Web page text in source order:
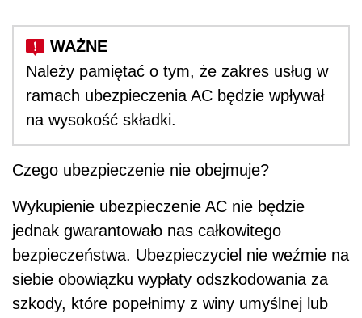
Należy pamiętać o tym, że zakres usług w
ramach ubezpieczenia AC będzie wpływał
na wysokość składki.
Czego ubezpieczenie nie obejmuje?
Wykupienie ubezpieczenie AC nie będzie
jednak gwarantowało nas całkowitego
bezpieczeństwa. Ubezpieczyciel nie weźmie na
siebie obowiązku wypłaty odszkodowania za
szkody, które popełnimy z winy umyślnej lub